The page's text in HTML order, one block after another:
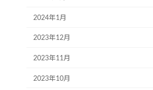
2024年1月
2023年12月
2023年11月
2023年10月